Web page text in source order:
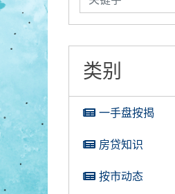
类别
一手盘按揭
房贷知识
按市动态